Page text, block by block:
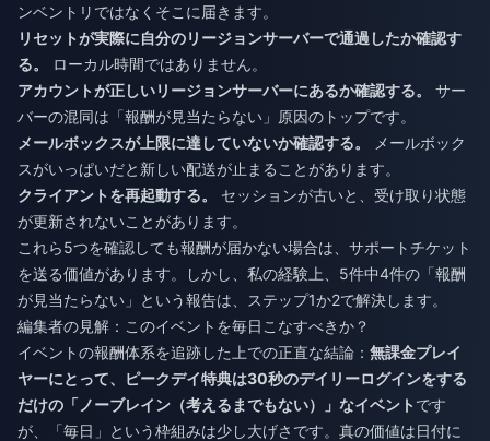
ンベントリではなくそこに届きます。
リセットが実際に自分のリージョンサーバーで通過したか確認す
る。
ローカル時間ではありません。
アカウントが正しいリージョンサーバーにあるか確認する。
サー
バーの混同は「報酬が見当たらない」原因のトップです。
メールボックスが上限に達していないか確認する。
メールボック
スがいっぱいだと新しい配送が止まることがあります。
クライアントを再起動する。
セッションが古いと、受け取り状態
が更新されないことがあります。
これら5つを確認しても報酬が届かない場合は、サポートチケット
を送る価値があります。しかし、私の経験上、5件中4件の「報酬
が見当たらない」という報告は、ステップ1か2で解決します。
編集者の見解：このイベントを毎日こなすべきか？
イベントの報酬体系を追跡した上での正直な結論： 無課金プレイ
ヤーにとって、ピークデイ特典は30秒のデイリーログインをする
だけの「ノーブレイン（考えるまでもない）」なイベント です
が、「毎日」という枠組みは少し大げさです。真の価値は日付に